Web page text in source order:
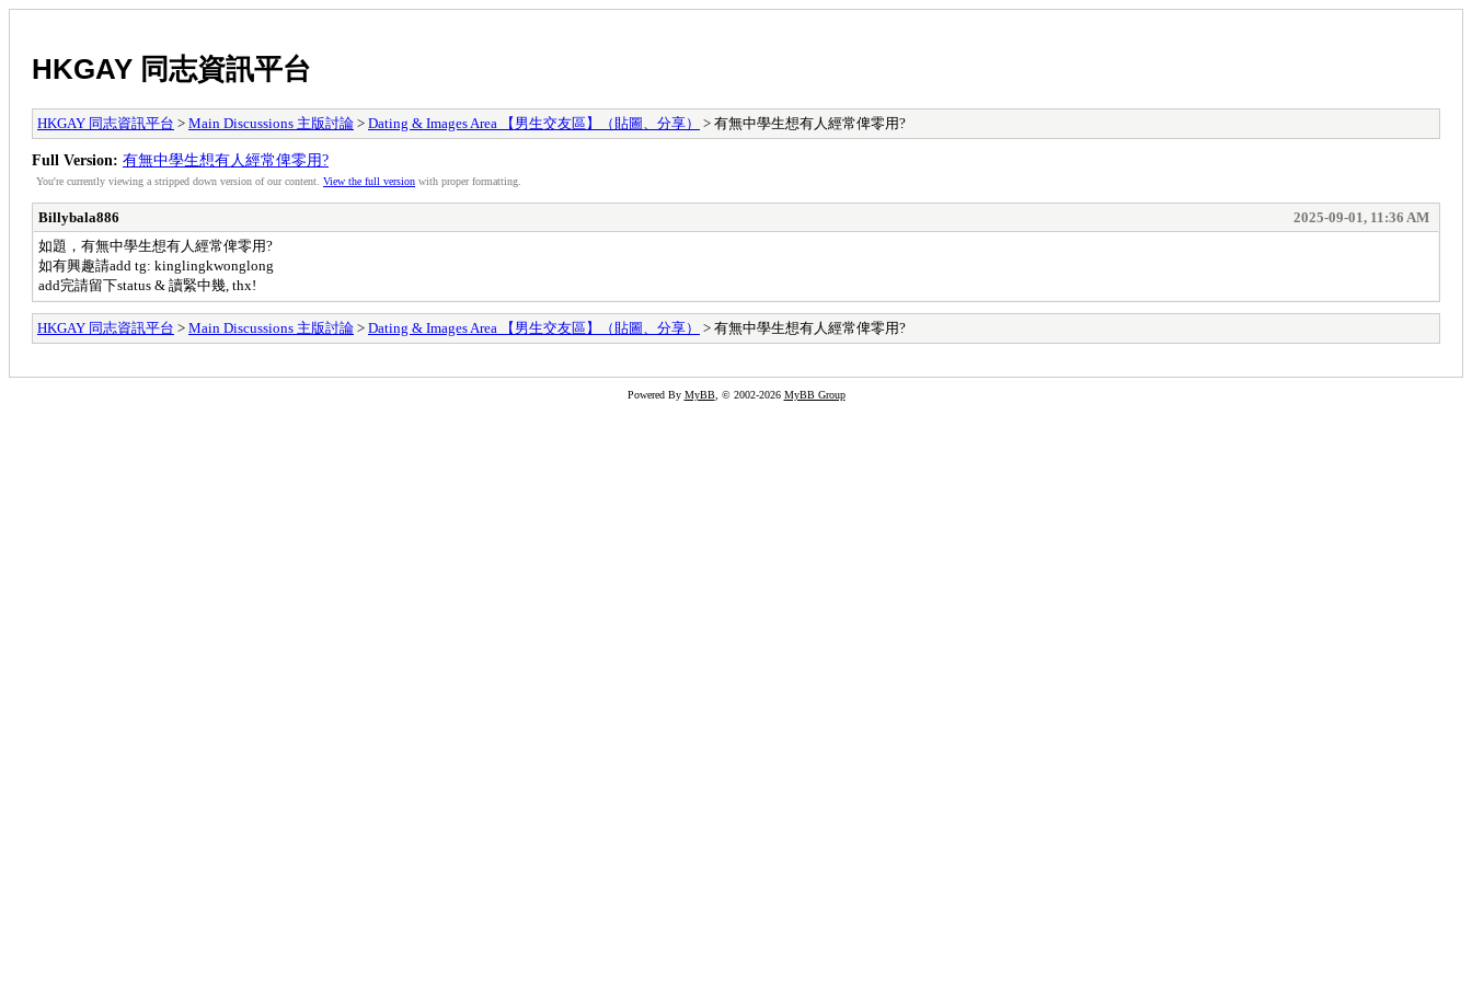
HKGAY 同志資訊平台
HKGAY 同志資訊平台 > Main Discussions 主版討論 > Dating & Images Area 【男生交友區】（貼圖、分享） > 有無中學生想有人經常俾零用?
Full Version: 有無中學生想有人經常俾零用?
You're currently viewing a stripped down version of our content. View the full version with proper formatting.
Billybala886
2025-09-01, 11:36 AM
如題，有無中學生想有人經常俾零用?
如有興趣請add tg: kinglingkwonglong
add完請留下status & 讀緊中幾, thx!
HKGAY 同志資訊平台 > Main Discussions 主版討論 > Dating & Images Area 【男生交友區】（貼圖、分享） > 有無中學生想有人經常俾零用?
Powered By MyBB, © 2002-2026 MyBB Group